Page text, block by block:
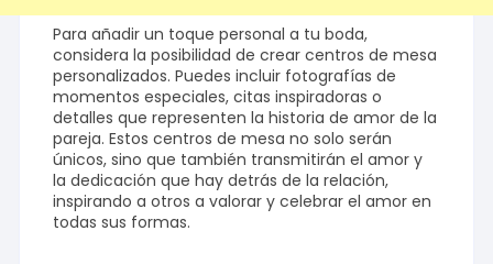
Para añadir un toque personal a tu boda,
considera la posibilidad de crear centros de mesa
personalizados. Puedes incluir fotografías de
momentos especiales, citas inspiradoras o
detalles que representen la historia de amor de la
pareja. Estos centros de mesa no solo serán
únicos, sino que también transmitirán el amor y
la dedicación que hay detrás de la relación,
inspirando a otros a valorar y celebrar el amor en
todas sus formas.